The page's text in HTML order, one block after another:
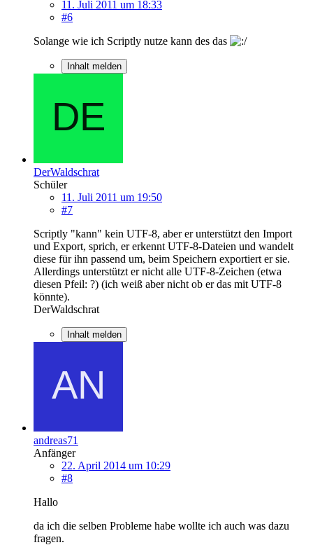
11. Juli 2011 um 18:33
#6
Solange wie ich Scriptly nutze kann des das
Inhalt melden
DerWaldschrat
Schüler
11. Juli 2011 um 19:50
#7
Scriptly "kann" kein UTF-8, aber er unterstützt den Import
und Export, sprich, er erkennt UTF-8-Dateien und wandelt
diese für ihn passend um, beim Speichern exportiert er sie.
Allerdings unterstützt er nicht alle UTF-8-Zeichen (etwa
diesen Pfeil: ?) (ich weiß aber nicht ob er das mit UTF-8
könnte).
DerWaldschrat
Inhalt melden
andreas71
Anfänger
22. April 2014 um 10:29
#8
Hallo
da ich die selben Probleme habe wollte ich auch was dazu
fragen.